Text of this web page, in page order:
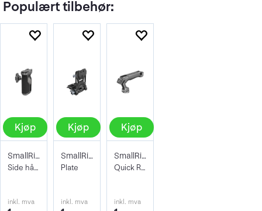
Populært tilbehør:
Kjøp
SmallRig 4485 Side Handle KIT HawkLock
Side håndtak H21 QR Rotating
inkl. mva
Kjøp
SmallRig 4505 V-Mount Battery Mount
Plate
inkl. mva
Kjøp
SmallRig 4483 HawkLock H21
Quick Release Top Handle Kit
inkl. mva